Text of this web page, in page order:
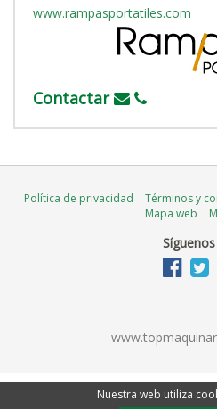
www.rampasportatiles.com
Contactar
Política de privacidad Términos y
Mapa web
Nuestra web utiliza